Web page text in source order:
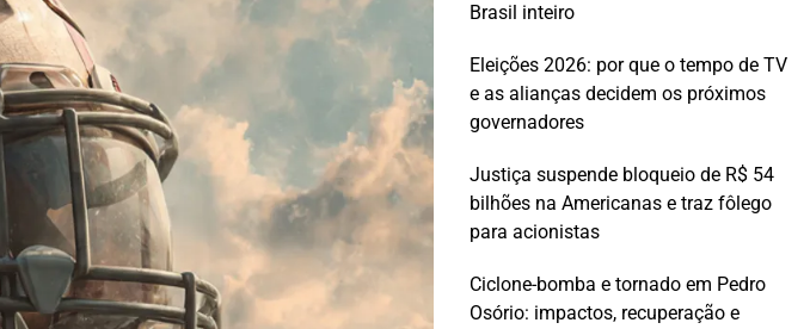
Brasil inteiro
Eleições 2026: por que o tempo de TV
e as alianças decidem os próximos
governadores
Justiça suspende bloqueio de R$ 54
bilhões na Americanas e traz fôlego
para acionistas
Ciclone-bomba e tornado em Pedro
Osório: impactos, recuperação e